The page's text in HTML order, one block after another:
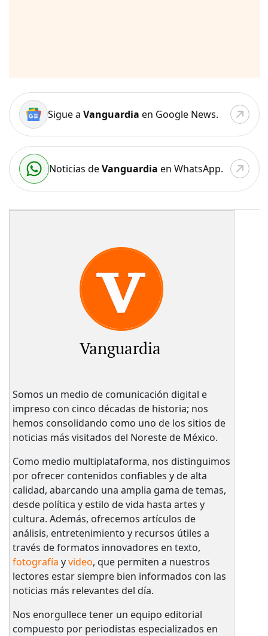
Sigue a Vanguardia en Google News.
Noticias deVanguardia en WhatsApp.
Vanguardia
Somos un medio de comunicación digital e
impreso con cinco décadas de historia; nos
hemos consolidando como uno de los sitios de
noticias más visitados del Noreste de México.
Como medio multiplataforma, nos distinguimos
por ofrecer contenidos confiables y de alta
calidad, abarcando una amplia gama de temas,
desde política y estilo de vida hasta artes y
cultura. Además, ofrecemos artículos de
análisis, entretenimiento y recursos útiles a
través de formatos innovadores en texto,
fotografía yvideo, que permiten a nuestros
lectores estar siempre bien informados con las
noticias más relevantes del día.
Nos enorgullece tener un equipo editorial
compuesto por periodistas especializados en